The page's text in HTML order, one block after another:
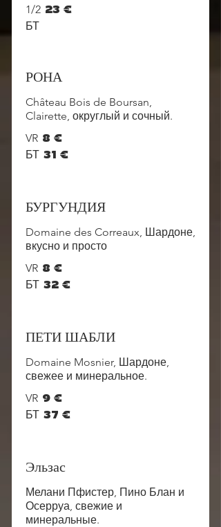
1/2 23 €
БТ
РОНА
Château Bois de Boursan,
Clairette, округлый и сочный.
VR 8 €
БТ 31 €
БУРГУНДИЯ
Domaine des Correaux, Шардоне,
вкусно и просто
VR 8 €
БТ 32 €
ПЕТИ ШАБЛИ
Domaine Mosnier, Шардоне,
свежее и минеральное.
VR 9 €
БТ 37 €
Эльзас
Мелани Пфистер, Пино Блан и
Осерруа, свежие и
минеральные.